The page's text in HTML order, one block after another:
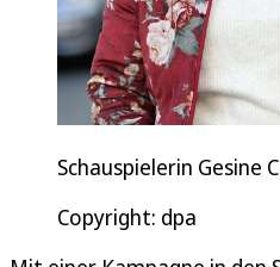
Schauspielerin Gesine
Copyright: dpa